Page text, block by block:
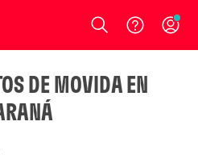
Login
DE MOVIDA EN